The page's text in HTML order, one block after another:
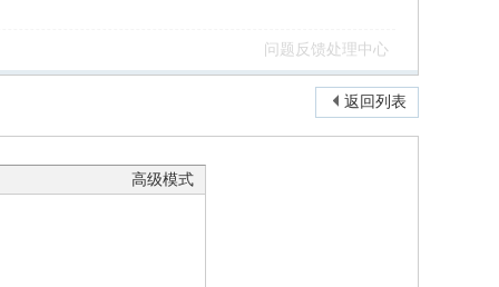
问题反馈处理中心
返回列表
高级模式